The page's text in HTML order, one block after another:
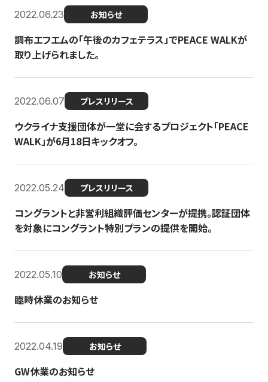
2022.06.23 お知らせ
調布エフエムの「午後のカフェテラス」でPEACE WALKが
取り上げられました。
2022.06.07 プレスリリース
ウクライナ支援団体が一堂に会するプロジェクト「PEACE
WALK」が6月18日キックオフ。
2022.05.24 プレスリリース
コングラントと非営利組織評価センターが提携。認証団体
を対象にコングラント特別プランの提供を開始。
2022.05.10 お知らせ
臨時休業のお知らせ
2022.04.19 お知らせ
GW休業のお知らせ